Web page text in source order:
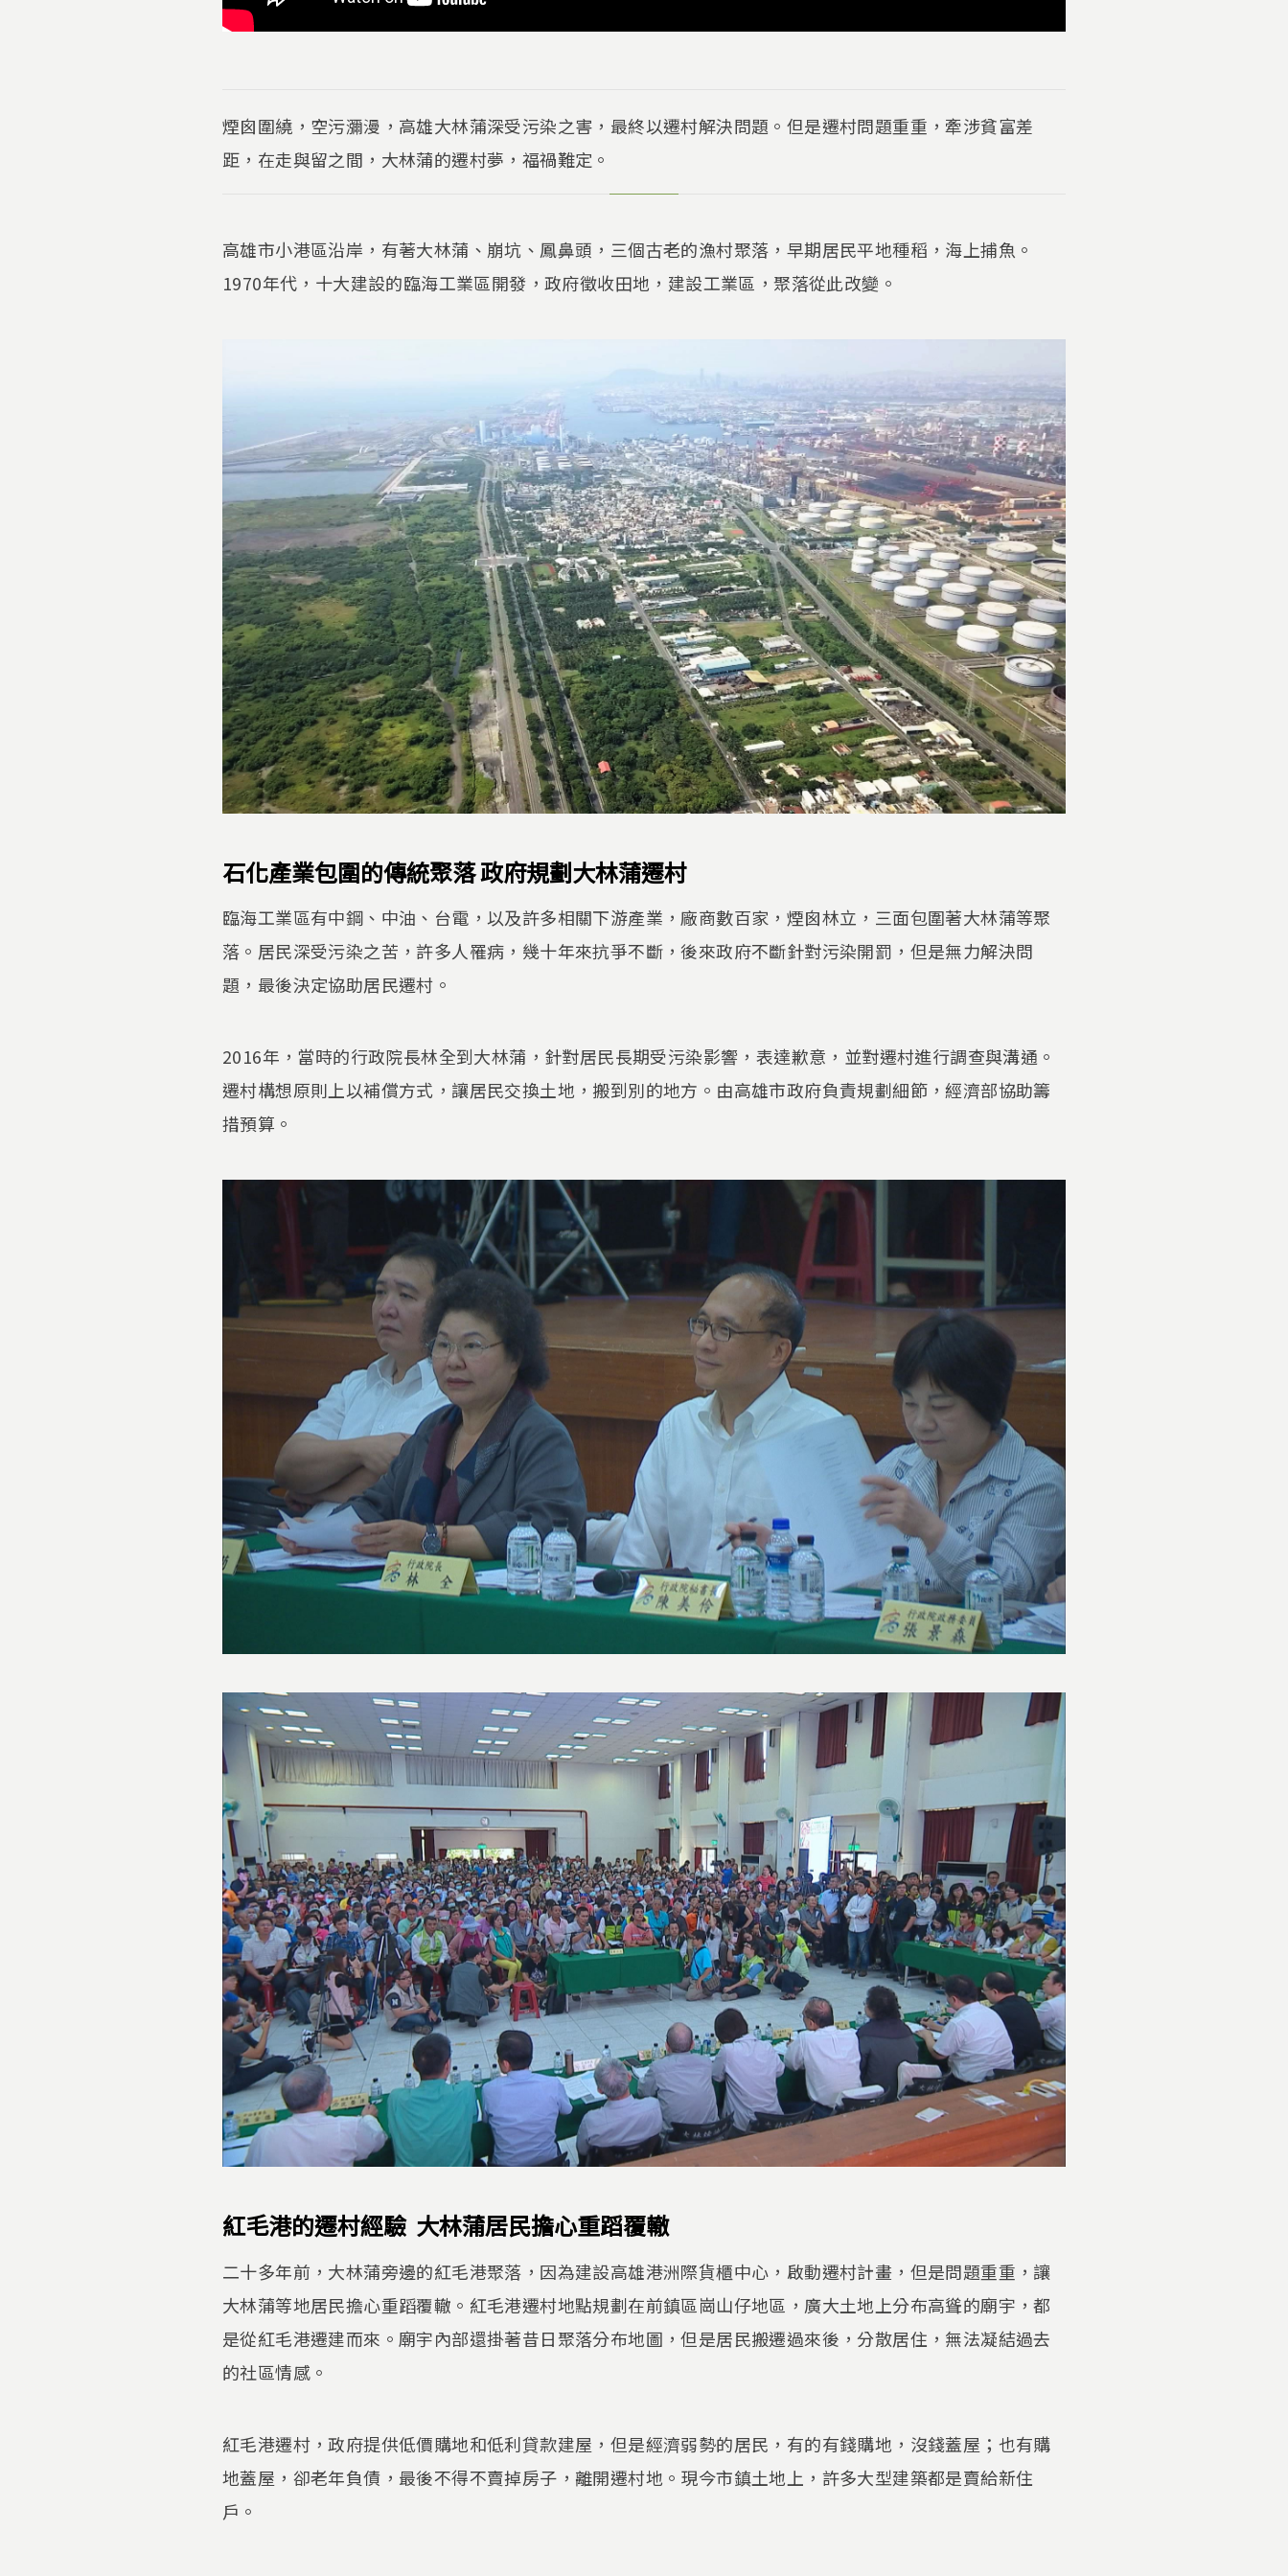
煙囪圍繞，空污瀰漫，高雄大林蒲深受污染之害，最終以遷村解決問題。但是遷村問題重重，牽涉貧富差
距，在走與留之間，大林蒲的遷村夢，福禍難定。
高雄市小港區沿岸，有著大林蒲、崩坑、鳳鼻頭，三個古老的漁村聚落，早期居民平地種稻，海上捕魚。
1970年代，十大建設的臨海工業區開發，政府徵收田地，建設工業區，聚落從此改變。
石化產業包圍的傳統聚落 政府規劃大林蒲遷村
臨海工業區有中鋼、中油、台電，以及許多相關下游產業，廠商數百家，煙囪林立，三面包圍著大林蒲等聚
落。居民深受污染之苦，許多人罹病，幾十年來抗爭不斷，後來政府不斷針對污染開罰，但是無力解決問
題，最後決定協助居民遷村。
2016年，當時的行政院長林全到大林蒲，針對居民長期受污染影響，表達歉意，並對遷村進行調查與溝通。
遷村構想原則上以補償方式，讓居民交換土地，搬到別的地方。由高雄市政府負責規劃細節，經濟部協助籌
措預算。
紅毛港的遷村經驗 大林蒲居民擔心重蹈覆轍
二十多年前，大林蒲旁邊的紅毛港聚落，因為建設高雄港洲際貨櫃中心，啟動遷村計畫，但是問題重重，讓
大林蒲等地居民擔心重蹈覆轍。紅毛港遷村地點規劃在前鎮區崗山仔地區，廣大土地上分布高聳的廟宇，都
是從紅毛港遷建而來。廟宇內部還掛著昔日聚落分布地圖，但是居民搬遷過來後，分散居住，無法凝結過去
的社區情感。
紅毛港遷村，政府提供低價購地和低利貸款建屋，但是經濟弱勢的居民，有的有錢購地，沒錢蓋屋；也有購
地蓋屋，卻老年負債，最後不得不賣掉房子，離開遷村地。現今市鎮土地上，許多大型建築都是賣給新住
戶。